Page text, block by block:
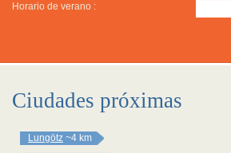
Horario de verano :
Ciudades próximas
Lungötz ~4 km